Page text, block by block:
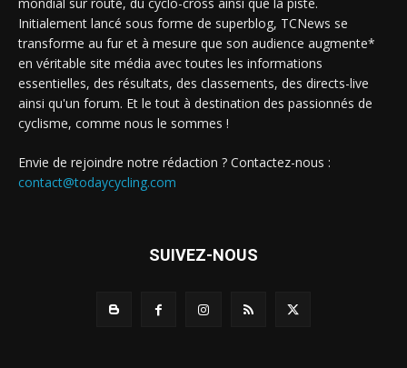
mondial sur route, du cyclo-cross ainsi que la piste.
Initialement lancé sous forme de superblog, TCNews se
transforme au fur et à mesure que son audience augmente*
en véritable site média avec toutes les informations
essentielles, des résultats, des classements, des directs-live
ainsi qu'un forum. Et le tout à destination des passionnés de
cyclisme, comme nous le sommes !
Envie de rejoindre notre rédaction ? Contactez-nous :
contact@todaycycling.com
SUIVEZ-NOUS